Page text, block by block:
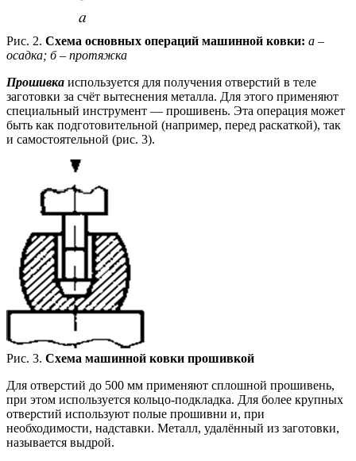
Рис. 2. Схема основных операций машинной ковки: а –
осадка; б – протяжка
Прошивка используется для получения отверстий в теле
заготовки за счёт вытеснения металла. Для этого применяют
специальный инструмент — прошивень. Эта операция может
быть как подготовительной (например, перед раскаткой), так
и самостоятельной (рис. 3).
Рис. 3. Схема машинной ковки прошивкой
Для отверстий до 500 мм применяют сплошной прошивень,
при этом используется кольцо-подкладка. Для более крупных
отверстий используют полые прошивни и, при
необходимости, надставки. Металл, удалённый из заготовки,
называется выдрой.